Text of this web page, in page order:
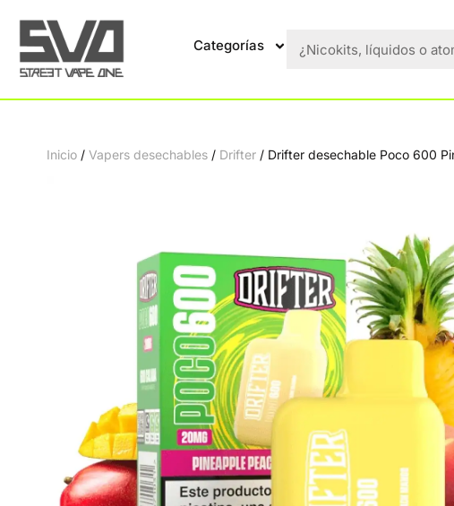
Categorías
Inicio / Vapers desechables / Drifter / Drifter desechable Poco 600